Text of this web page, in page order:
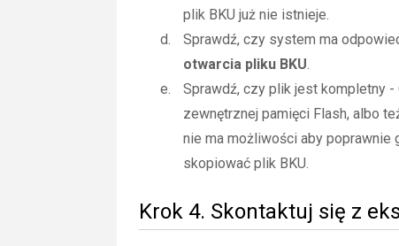
plik BKU już nie istnieje.
Sprawdź, czy system ma
otwarcia pliku BKU.
Sprawdź, czy plik jest kompletny -
zewnętrznej pamięci Flash, albo
nie ma możliwości aby poprawnie
skopiować plik BKU.
Krok 4. Skontaktuj się z